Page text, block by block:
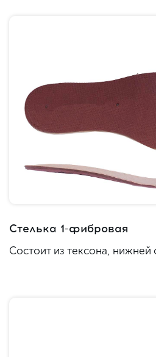
Стелька 1-фибровая
Состоит из тексона, нижней